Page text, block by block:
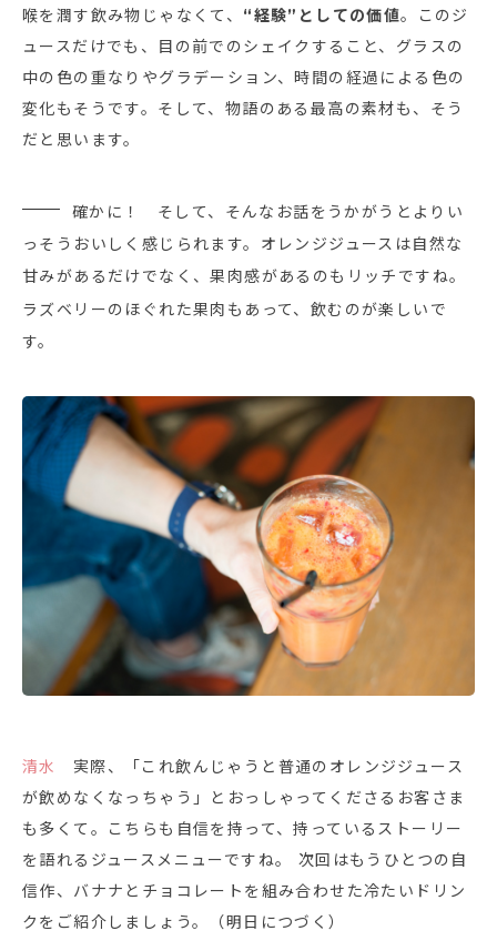
喉を潤す飲み物じゃなくて、 “経験”としての価値。このジ
ュースだけでも、目の前でのシェイクすること、グラスの
中の色の重なりやグラデーション、時間の経過による色の
変化もそうです。そして、物語のある最高の素材も、そう
だと思います。
確かに！ そして、そんなお話をうかがうとよりい
っそうおいしく感じられます。オレンジジュースは自然な
甘みがあるだけでなく、果肉感があるのもリッチですね。
ラズベリーのほぐれた果肉もあって、飲むのが楽しいで
す。
清水
実際、「これ飲んじゃうと普通のオレンジジュース
が飲めなくなっちゃう」とおっしゃってくださるお客さま
も多くて。こちらも自信を持って、持っているストーリー
を語れるジュースメニューですね。 次回はもうひとつの自
信作、バナナとチョコレートを組み合わせた冷たいドリン
クをご紹介しましょう。（明日につづく）